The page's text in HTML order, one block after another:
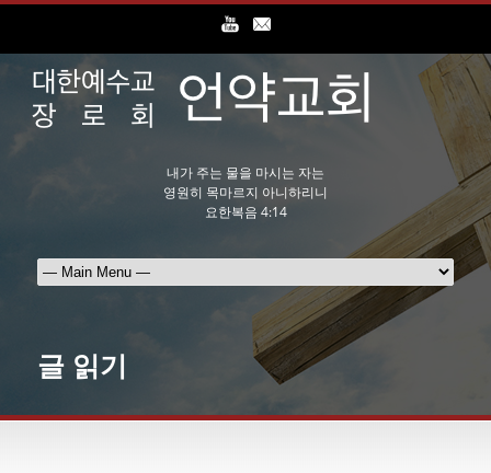
내가 주는 물을 마시는 자는
영원히 목마르지 아니하리니
요한복음 4:14
글 읽기